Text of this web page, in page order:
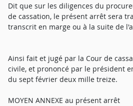
Dit que sur les diligences du
de cassation, le présent arrêt sera
transcrit en marge ou à la suite de
Ainsi fait et jugé par la Cour de
civile, et prononcé par le président
du sept février deux mille treize.
MOYEN ANNEXE au présent arrêt